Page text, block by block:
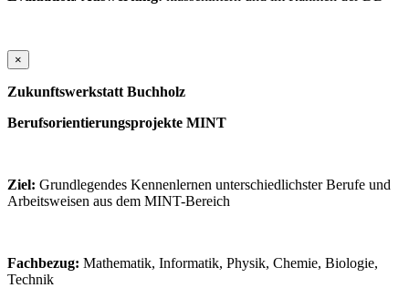
×
Zukunftswerkstatt Buchholz
Berufsorientierungsprojekte MINT
Ziel: Grundlegendes Kennenlernen unterschiedlichster Berufe und
Arbeitsweisen aus dem MINT-Bereich
Fachbezug: Mathematik, Informatik, Physik, Chemie, Biologie,
Technik